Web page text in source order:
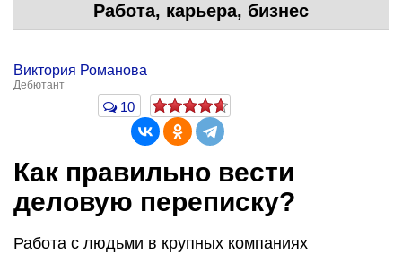
Работа, карьера, бизнес
Виктория Романова
Дебютант
10
Как правильно вести
деловую переписку?
Работа с людьми в крупных компаниях